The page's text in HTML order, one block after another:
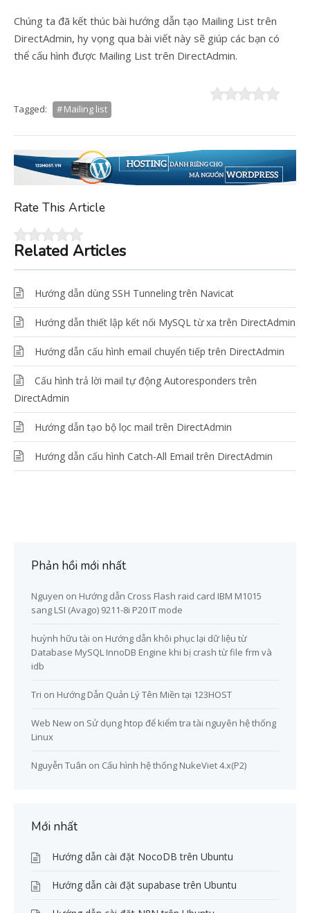
Chúng ta đã kết thúc bài hướng dẫn tạo Mailing List trên
DirectAdmin, hy vọng qua bài viết này sẽ giúp các bạn có
thể cấu hình được Mailing List trên DirectAdmin.
Tagged: Mailing list
Rate This Article
Related Articles
Hướng dẫn dùng SSH Tunneling trên Navicat
Hướng dẫn thiết lập kết nối MySQL từ xa trên DirectAdmin
Hướng dẫn cấu hình email chuyển tiếp trên DirectAdmin
Cấu hình trả lời mail tự động Autoresponders trên
DirectAdmin
Hướng dẫn tạo bộ lọc mail trên DirectAdmin
Hướng dẫn cấu hình Catch-All Email trên DirectAdmin
Phản hồi mới nhất
Nguyen on Hướng dẫn Cross Flash raid card IBM M1015
sang LSI (Avago) 9211-8i P20 IT mode
huỳnh hữu tài on Hướng dẫn khôi phục lại dữ liệu từ
Database MySQL InnoDB Engine khi bị crash từ file frm và
idb
Tri on Hướng Dẫn Quản Lý Tên Miền tại 123HOST
Web New on Sử dụng htop để kiểm tra tài nguyên hệ thống
Linux
Nguyễn Tuân on Cấu hình hệ thống NukeViet 4.x(P2)
Mới nhất
Hướng dẫn cài đặt NocoDB trên Ubuntu
Hướng dẫn cài đặt supabase trên Ubuntu